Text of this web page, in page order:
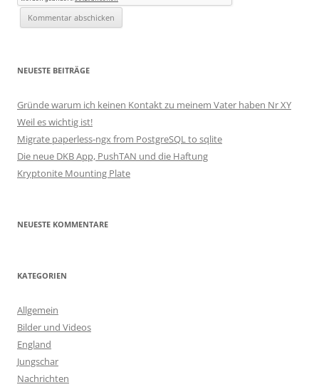
NEUESTE BEITRÄGE
Gründe warum ich keinen Kontakt zu meinem Vater haben Nr XY
Weil es wichtig ist!
Migrate paperless-ngx from PostgreSQL to sqlite
Die neue DKB App, PushTAN und die Haftung
Kryptonite Mounting Plate
NEUESTE KOMMENTARE
KATEGORIEN
Allgemein
Bilder und Videos
England
Jungschar
Nachrichten